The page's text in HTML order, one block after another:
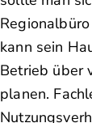
kann sein
Betrieb über
planen.